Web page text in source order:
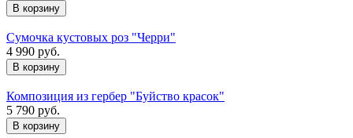
Сумочка кустовых роз "Черри"
4 990 руб.
Композиция из гербер "Буйство красок"
5 790 руб.